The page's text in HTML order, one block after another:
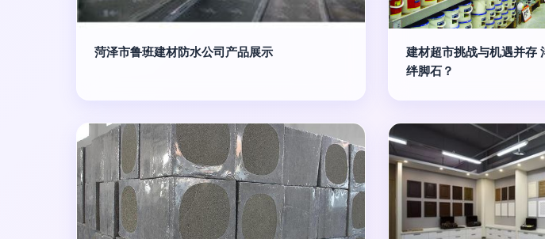
菏泽市鲁班建材防水公司产品展示
建材超市挑战与机遇并存
绊脚石？